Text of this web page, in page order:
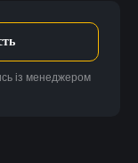
із менеджером